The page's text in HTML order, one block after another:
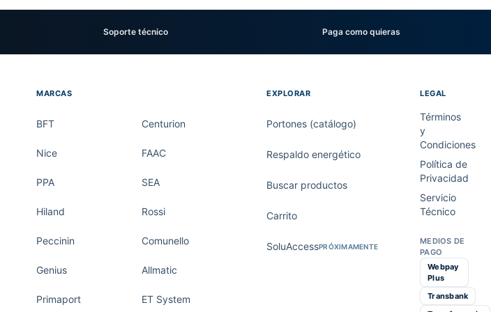
Soporte técnico Paga como quieras
MARCAS
BFT Centurion
Nice FAAC
PPA SEA
Hiland Rossi
Peccinin Comunello
Genius Allmatic
Primaport ET System
EXPLORAR
Portones (catálogo)
Respaldo energético
Buscar productos
Carrito
SoluAccessPRÓXIMAMENTE
LEGAL
Términos
y
Condiciones
Política de
Privacidad
Servicio
Técnico
MEDIOS DE
PAGO
Webpay
Plus
Transbank